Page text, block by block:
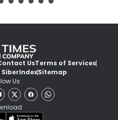
UsTerms of Services
IndexSitemap
Us